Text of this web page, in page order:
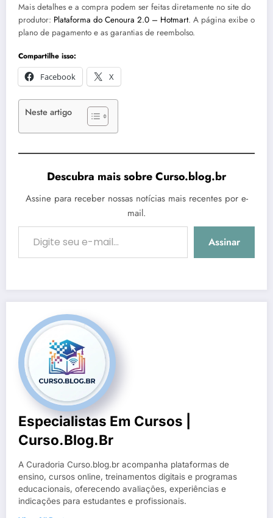
Mais detalhes e a compra podem ser feitas diretamente no site do
produtor: Plataforma do Cenoura 2.0 – Hotmart. A página exibe o
plano de pagamento e as garantias de reembolso.
Compartilhe isso:
Facebook
X
Neste artigo
Descubra mais sobre Curso.blog.br
Assine para receber nossas notícias mais recentes por e-
mail.
Digite seu e-mail…
Assinar
Especialistas Em Cursos |
Curso.blog.br
A Curadoria Curso.blog.br acompanha plataformas de
ensino, cursos online, treinamentos digitais e programas
educacionais, oferecendo avaliações, experiências e
indicações para estudantes e profissionais.